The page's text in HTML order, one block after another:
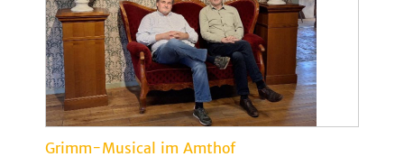
Grimm-Musical im Amthof